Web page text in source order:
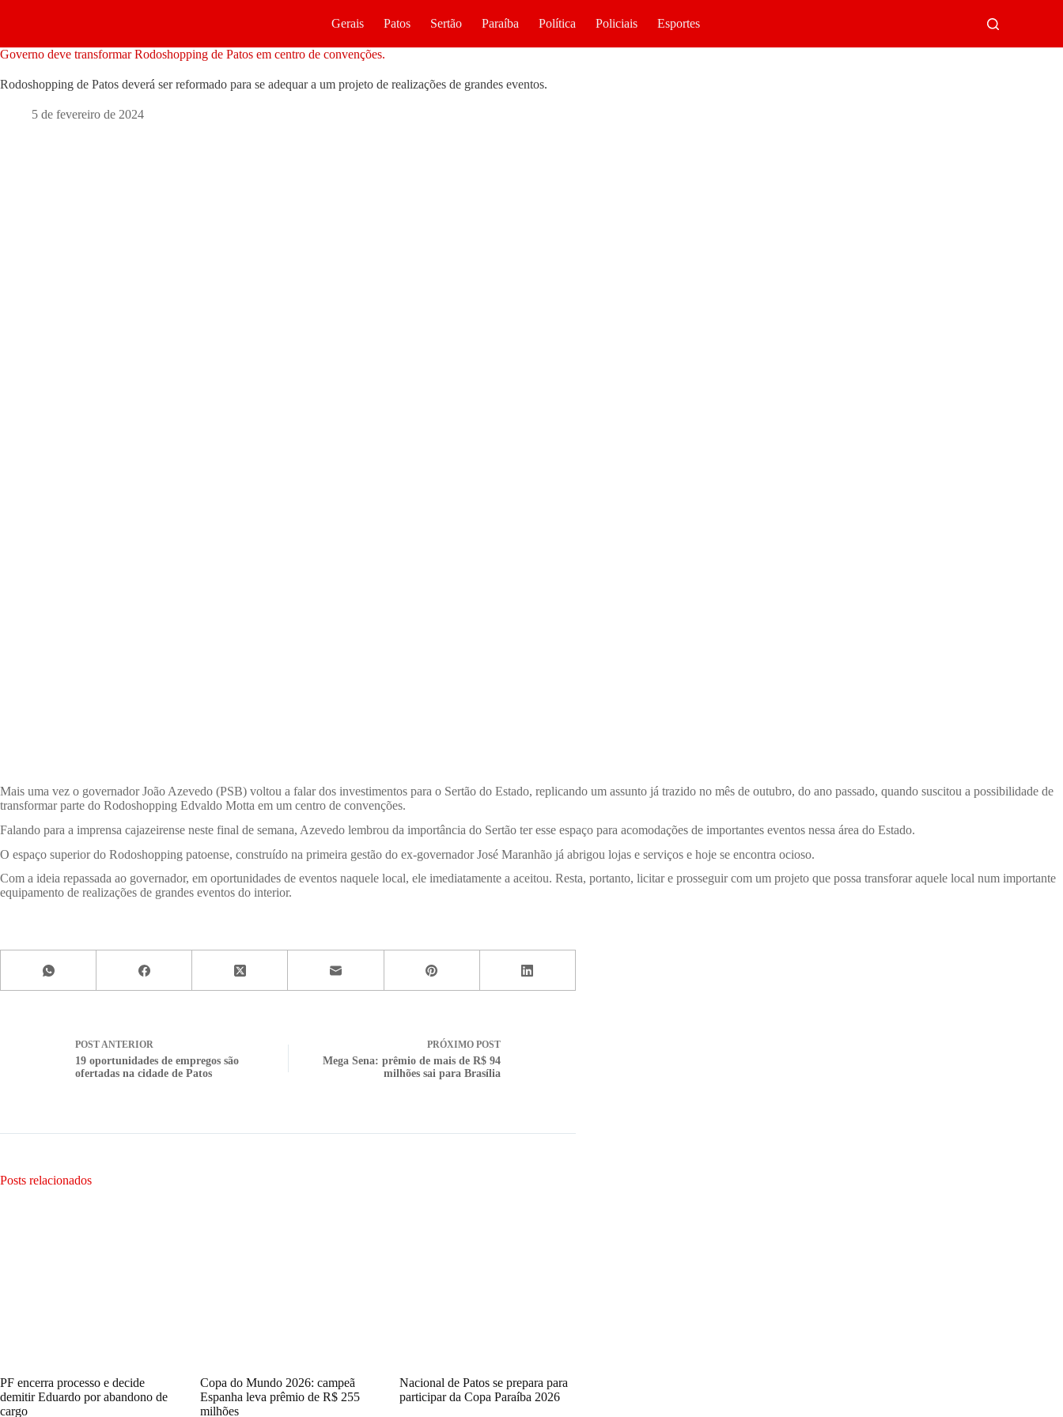
Gerais Patos Sertão Paraíba Política Policiais Esportes
Governo deve transformar Rodoshopping de Patos em centro de convenções.
Rodoshopping de Patos deverá ser reformado para se adequar a um projeto de realizações de grandes eventos.
5 de fevereiro de 2024
Mais uma vez o governador João Azevedo (PSB) voltou a falar dos investimentos para o Sertão do Estado, replicando um assunto já trazido no mês de outubro, do ano passado, quando suscitou a possibilidade de
transformar parte do Rodoshopping Edvaldo Motta em um centro de convenções.
Falando para a imprensa cajazeirense neste final de semana, Azevedo lembrou da importância do Sertão ter esse espaço para acomodações de importantes eventos nessa área do Estado.
O espaço superior do Rodoshopping patoense, construído na primeira gestão do ex-governador José Maranhão já abrigou lojas e serviços e hoje se encontra ocioso.
Com a ideia repassada ao governador, em oportunidades de eventos naquele local, ele imediatamente a aceitou. Resta, portanto, licitar e prosseguir com um projeto que possa transforar aquele local num importante
equipamento de realizações de grandes eventos do interior.
POST ANTERIOR
19 oportunidades de empregos são
ofertadas na cidade de Patos
PRÓXIMO POST
Mega Sena: prêmio de mais de R$ 94
milhões sai para Brasília
Posts relacionados
PF encerra processo e decide
demitir Eduardo por abandono de
cargo
Copa do Mundo 2026: campeã
Espanha leva prêmio de R$ 255
milhões
Nacional de Patos se prepara para
participar da Copa Paraíba 2026